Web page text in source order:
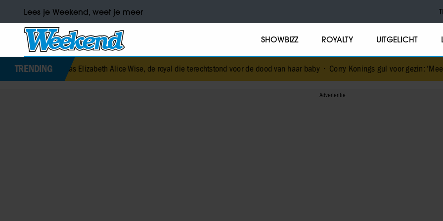
Lees je Weekend, weet je meer
SHOWBIZZ ROYALTY UITGELICHT
TRENDING
was Elizabeth Alice Wise, de royal die terechtstond voor de dood van haar baby• Corry Konings gul voor gezin: ‘Meer voor over dan